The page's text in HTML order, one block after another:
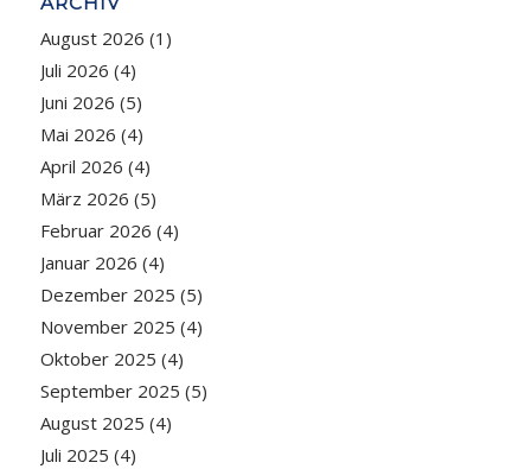
August 2026 (1)
Juli 2026 (4)
Juni 2026 (5)
Mai 2026 (4)
April 2026 (4)
März 2026 (5)
Februar 2026 (4)
Januar 2026 (4)
Dezember 2025 (5)
November 2025 (4)
Oktober 2025 (4)
September 2025 (5)
August 2025 (4)
Juli 2025 (4)